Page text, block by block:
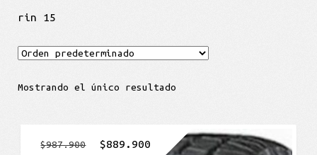
rin 15
Mostrando el único resultado
$987.900
El$889.900